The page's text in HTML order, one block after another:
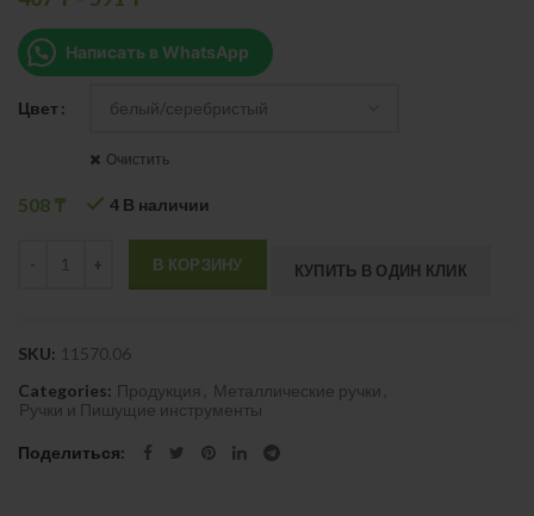
Написать в WhatsApp
Цвет
Очистить
508 ₸ 4 В наличии
В КОРЗИНУ КУПИТЬ В ОДИН КЛИК
SKU: 11570.06
Categories: Продукция Металлические ручки
Ручки и Пишущие инструменты
Поделиться